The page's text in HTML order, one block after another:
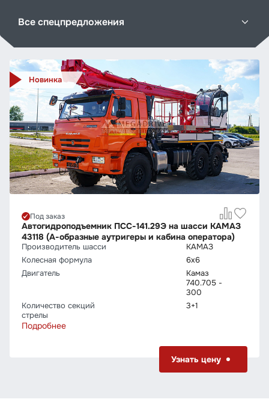
Все спецпредложения
Новинка
Под заказ
Автогидроподъемник ПСС-141.29Э на шасси КАМАЗ
43118 (А-образные аутригеры и кабина оператора)
Производитель шасси
КАМАЗ
Колесная формула
6х6
Двигатель
Камаз
740.705 -
300
Количество секций
стрелы
3+1
Подробнее
Узнать цену